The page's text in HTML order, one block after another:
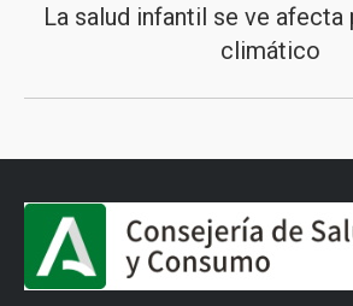
siguiente:
La salud infantil se ve
climático